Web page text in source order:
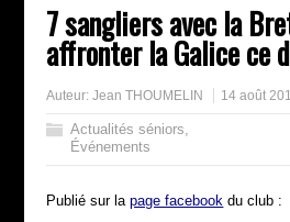
7 sangliers avec la
affronter la Galice ce
Auteur:Jean THOUMELIN 14 août
Actualités séniors,
Événements
Publié sur lapage facebook du club :